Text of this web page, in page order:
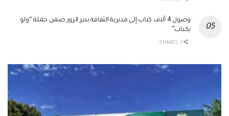
وصول 4 آلاف كتاب إلى مديرية الثقافة بدير الزور ضمن حملة “ولو
بكتاب”